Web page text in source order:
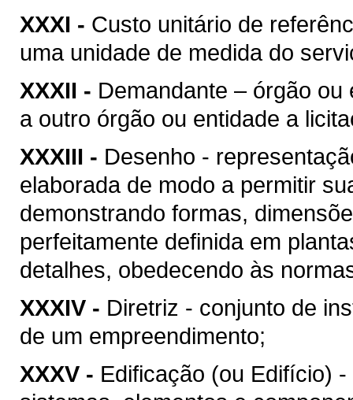
XXXI - Custo unitário de
uma unidade de medida do
XXXII - Demandante – órgão
a outro órgão ou entidade a
XXXIII - Desenho -
elaborada de modo a permitir
demonstrando formas,
perfeitamente definida em
detalhes, obedecendo às
XXXIV - Diretriz - conjunto de
de um empreendimento;
XXXV - Edificação (ou Edifício)